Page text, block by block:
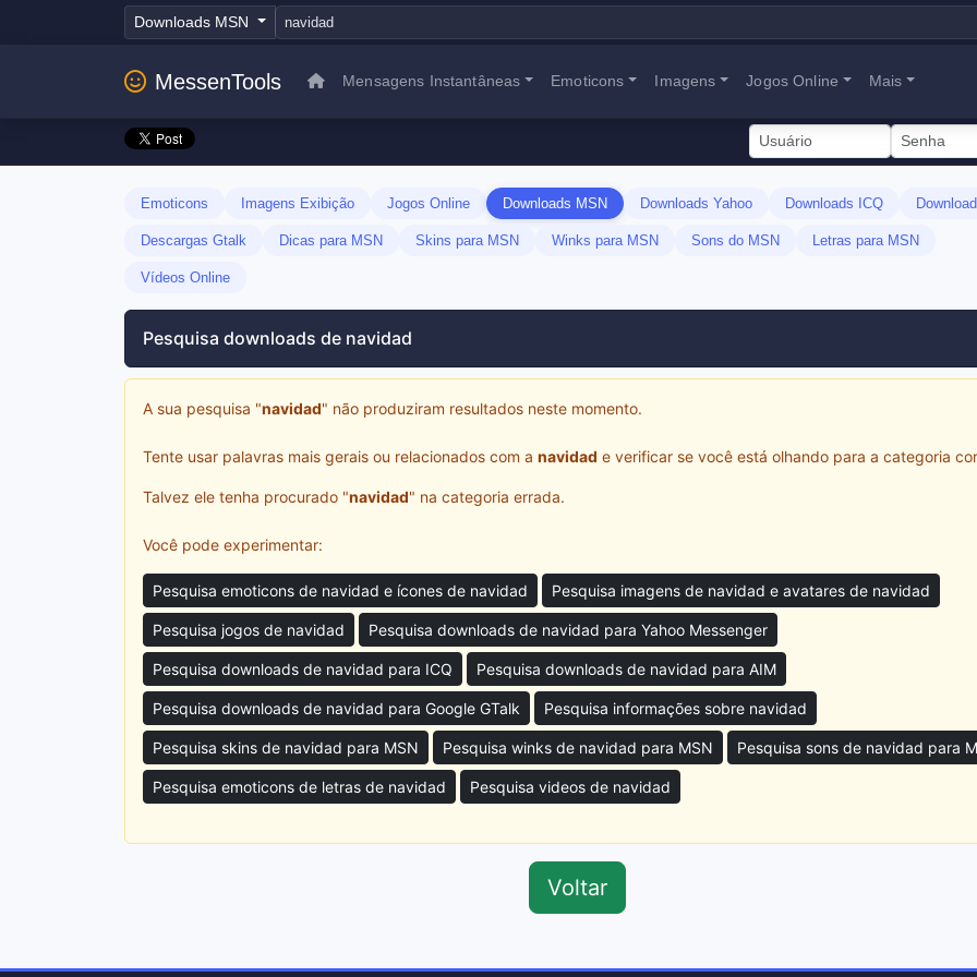
Downloads MSN
MessenTools Mensagens Instantâneas Emoticons Imagens Jogos Online Mais
Emoticons Imagens Exibição Jogos Online Downloads MSN Downloads Yahoo Downloads ICQ
Descargas Gtalk Dicas para MSN Skins para MSN Winks para MSN Sons do MSN Letras para MSN
Vídeos Online
Pesquisa downloads de navidad
A sua pesquisa "navidad" não produziram resultados neste momento.
Tente usar palavras mais gerais ou relacionados com a navidad e verificar se você está olhando para a categoria
Talvez ele tenha procurado "navidad" na categoria errada.
Você pode experimentar:
Pesquisa emoticons de navidad e ícones de navidad Pesquisa imagens de navidad e avatares de navidad
Pesquisa jogos de navidad Pesquisa downloads de navidad para Yahoo Messenger
Pesquisa downloads de navidad para ICQ Pesquisa downloads de navidad para AIM
Pesquisa downloads de navidad para Google GTalk Pesquisa informações sobre navidad
Pesquisa skins de navidad para MSN Pesquisa winks de navidad para MSN Pesquisa sons de navidad para
Pesquisa emoticons de letras de navidad Pesquisa videos de navidad
Voltar